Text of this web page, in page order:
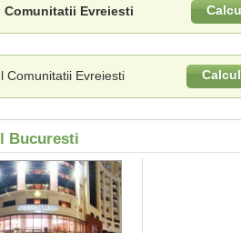
Comunitatii Evreiesti
Comunitatii Evreiesti
Bucuresti